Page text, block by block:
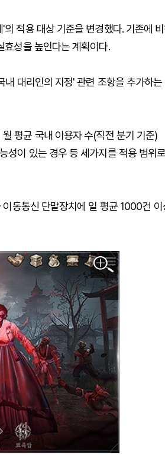
적용 대상 기준을 변경했다. 기존에 비
효성을 높인다는 계획이다.
대리인의 지정' 관련 조항을 추가하는
평균 국내 이용자 수(직전 분기 기준)
성이 있는 경우 등 세가지를 적용 범위로
동통신 단말장치에 일 평균 1000건 이